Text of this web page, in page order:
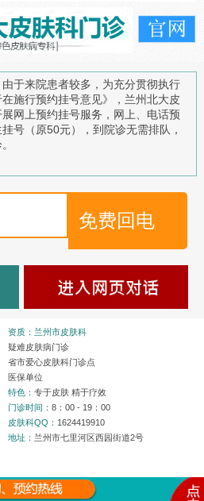
由于来院患者较多，为充分贯彻执行
施行预约挂号意见》，兰州北大皮
展网上预约挂号服务，网上、电话预
号（原50元），到院诊无需排队，
资质：兰州市皮肤科
疑难皮肤病门诊
省市爱心皮肤科门诊点
医保单位
特色：专于皮肤 精于疗效
门诊时间：8：00 - 19：00
皮肤科QQ： 1624419910
地址： 兰州市七里河区西园街道2号